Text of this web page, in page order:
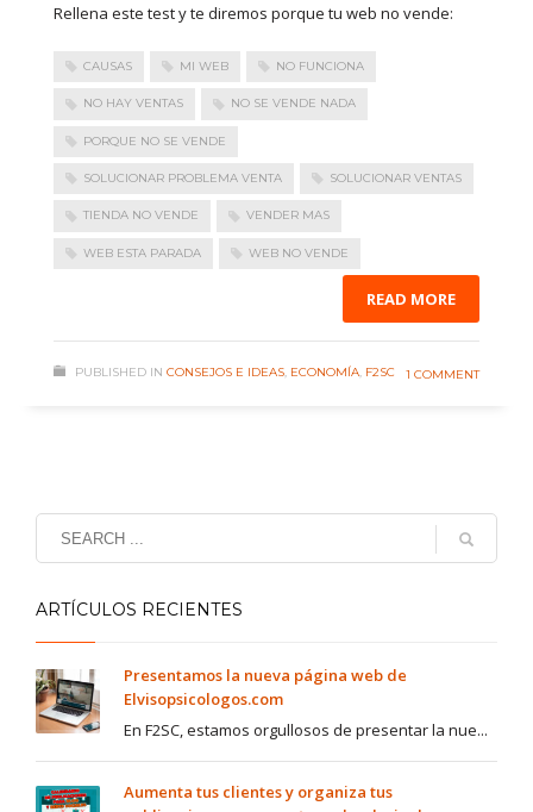
Rellena este test y te diremos porque tu web no vende:
CAUSAS MI WEB NO FUNCIONA
NO HAY VENTAS NO SE VENDE NADA
PORQUE NO SE VENDE
SOLUCIONAR PROBLEMA VENTA SOLUCIONAR VENTAS
TIENDA NO VENDE VENDER MAS
WEB ESTA PARADA WEB NO VENDE
READ MORE
PUBLISHED IN CONSEJOS E IDEAS, ECONOMÍA, F2SC 1 COMMENT
ARTÍCULOS RECIENTES
Presentamos la nueva página web de
Elvisopsicologos.com
En F2SC, estamos orgullosos de presentar la nue...
Aumenta tus clientes y organiza tus